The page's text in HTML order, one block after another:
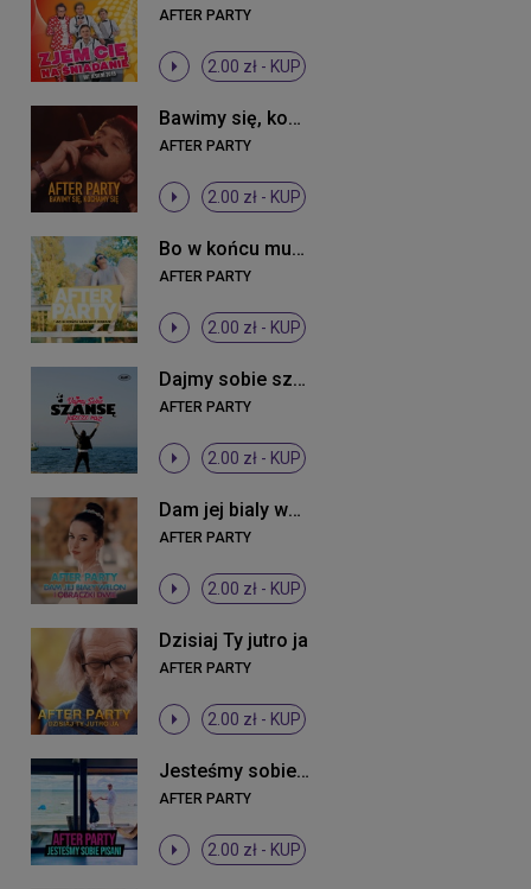
AFTER PARTY
2.00 zł - KUP
Bawimy się, kochamy się
AFTER PARTY
2.00 zł - KUP
Bo w końcu musi być dobrze
AFTER PARTY
2.00 zł - KUP
Dajmy sobie szansę jeszcze raz
AFTER PARTY
2.00 zł - KUP
Dam jej bialy welon i obraczki dwie
AFTER PARTY
2.00 zł - KUP
Dzisiaj Ty jutro ja
AFTER PARTY
2.00 zł - KUP
Jesteśmy sobie pisani
AFTER PARTY
2.00 zł - KUP